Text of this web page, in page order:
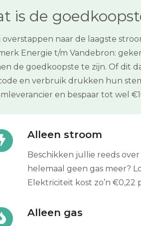
is de
overstappen naar de laagste
Energie t/m Vandebron:
de goedkoopste te zijn. Of dit
en verbruik drukken hun
en bespaar tot wel
Alleen stroom
Beschikken jullie reeds
helemaal geen gas meer?
Elektriciteit kost zo’n €0,22
Alleen gas